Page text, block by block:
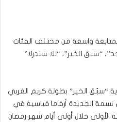
واسعة من مختلف الفئات
“سبق الخير”، “للا سندرلا”
“سبّق الخير” بطولة كريم الغربي
الجديدة أرقاما قياسية في
الأولى خلال أولى أيام شهر رمضان